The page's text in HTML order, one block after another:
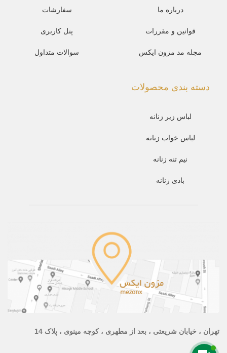
درباره ما
قوانین و مقررات
مجله مد مزون ایکس
سفارشات
پنل کاربری
سوالات متداول
دسته بندی محصولات
لباس زیر زنانه
لباس خواب زنانه
نیم تنه زنانه
بادی زنانه
تهران ، خیابان شریعتی ، بعد از مطهری ، کوچه مینوی ، پلاک 14